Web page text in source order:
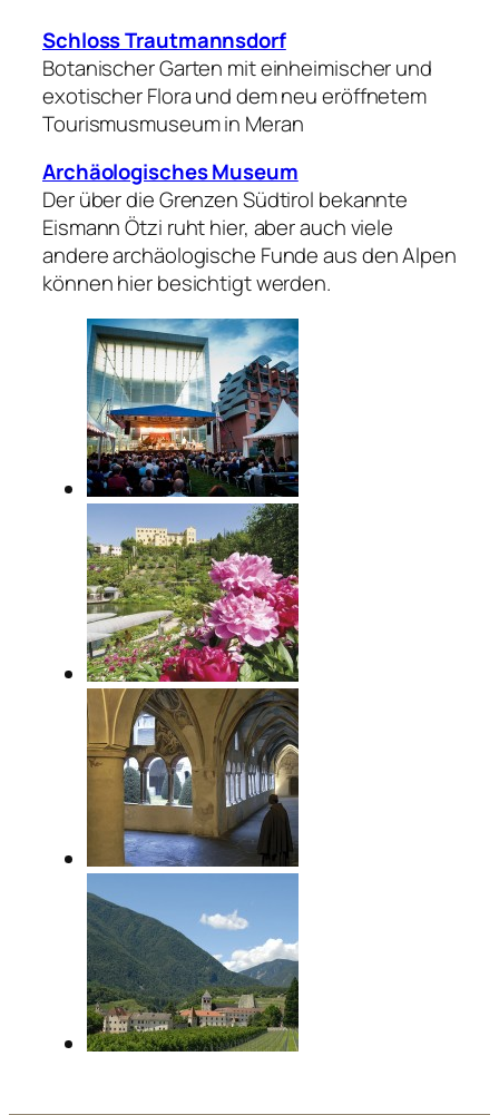
Schloss Trautmannsdorf
Botanischer Garten mit einheimischer und
exotischer Flora und dem neu eröffnetem
Tourismusmuseum in Meran
Archäologisches Museum
Der über die Grenzen Südtirol bekannte
Eismann Ötzi ruht hier, aber auch viele
andere archäologische Funde aus den Alpen
können hier besichtigt werden.